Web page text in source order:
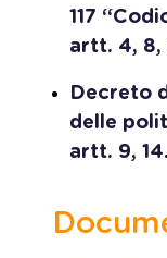
117
artt. 4, 8,
Decreto
delle
artt. 9, 14.